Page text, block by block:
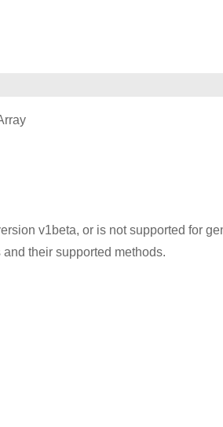
v1beta, or is not supported for
their supported methods.